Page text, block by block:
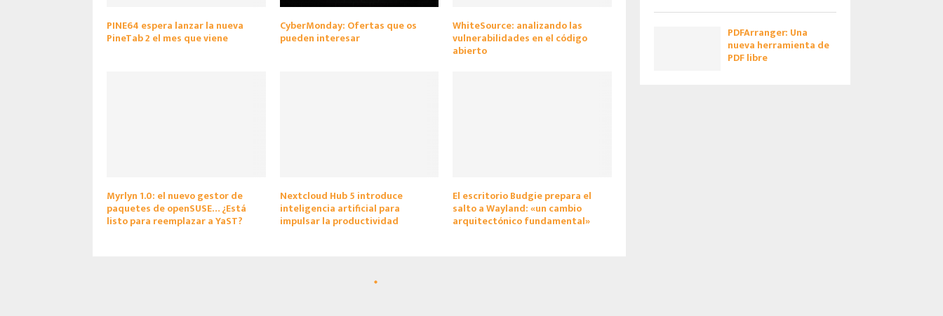
PINE64 espera lanzar la nueva
PineTab 2 el mes que viene
CyberMonday: Ofertas que os
pueden interesar
WhiteSource: analizando las
vulnerabilidades en el código
abierto
Myrlyn 1.0: el nuevo gestor de
paquetes de openSUSE… ¿Está
listo para reemplazar a YaST?
Nextcloud Hub 5 introduce
inteligencia artificial para
impulsar la productividad
El escritorio Budgie prepara el
salto a Wayland: «un cambio
arquitectónico fundamental»
PDFArranger: Una
nueva herramienta de
PDF libre